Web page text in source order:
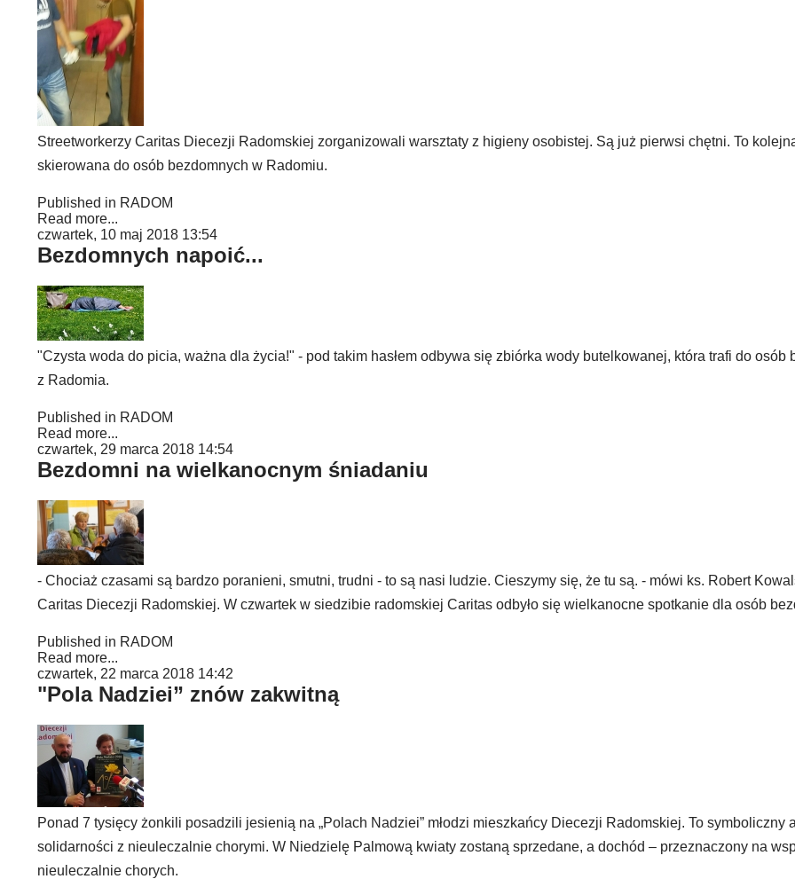
Streetworkerzy Caritas Diecezji Radomskiej zorganizowali warsztaty z higieny osobistej. Są już pierwsi chętni. To
skierowana do osób bezdomnych w Radomiu.
Published in RADOM
Read more...
czwartek, 10 maj 2018 13:54
Bezdomnych napoić...
"Czysta woda do picia, ważna dla życia!" - pod takim hasłem odbywa się zbiórka wody butelkowanej, która trafi do osób
z Radomia.
Published in RADOM
Read more...
czwartek, 29 marca 2018 14:54
Bezdomni na wielkanocnym śniadaniu
- Chociaż czasami są bardzo poranieni, smutni, trudni - to są nasi ludzie. Cieszymy się, że tu są. - mówi ks. Robert
Caritas Diecezji Radomskiej. W czwartek w siedzibie radomskiej Caritas odbyło się wielkanocne spotkanie dla osób
Published in RADOM
Read more...
czwartek, 22 marca 2018 14:42
"Pola Nadziei” znów zakwitną
Ponad 7 tysięcy żonkili posadzili jesienią na „Polach Nadziei” młodzi mieszkańcy Diecezji Radomskiej. To symboliczny
solidarności z nieuleczalnie chorymi. W Niedzielę Palmową kwiaty zostaną sprzedane, a dochód – przeznaczony na
nieuleczalnie chorych.